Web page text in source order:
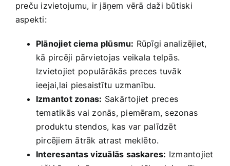
preču‍ izvietojumu, ir jāņem vērā daži būtiski
aspekti:
Plānojiet ciema plūsmu: Rūpīgi analizējiet,
kā pircēji pārvietojas​ veikala telpās.
Izvietojiet populārākās⁤ preces tuvāk
ieejai,lai piesaistītu uzmanību.
Izmantot zonas: Sakārtojiet‍ preces
tematikās ​vai zonās, piemēram, sezonas
⁢produktu stendos,⁤ kas var ⁤palīdzēt⁢
pircējiem ātrāk‍ atrast meklēto.
Interesantas ⁤vizuālās saskares: Izmantojiet